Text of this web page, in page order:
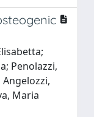
Penolazzi,
Angelozzi,
Maria